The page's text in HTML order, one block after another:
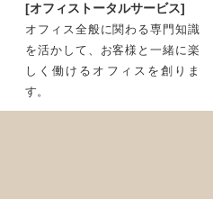
[オフィストータルサービス]
オフィス全般に関わる専門知識
を活かして、お客様と⼀緒に楽
しく働けるオフィスを創りま
す。